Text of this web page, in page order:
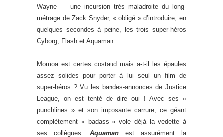
Wayne — une incursion très maladroite du long-
métrage de Zack Snyder, « obligé » d’introduire, en
quelques secondes à peine, les trois super-héros
Cyborg, Flash et Aquaman.
Momoa est certes costaud mais a-t-il les épaules
assez solides pour porter à lui seul un film de
super-héros ? Vu les bandes-annonces de Justice
League, on est tenté de dire oui ! Avec ses «
punchlines » et son imposante carrure, ce géant
complètement « badass » vole déjà la vedette à
ses collègues. Aquaman est assurément la